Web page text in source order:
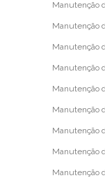
Manutenção
Manutenção
Manutenção
Manutenção
Manutenção
Manutenção
Manutenção
Manutenção
Manutenção